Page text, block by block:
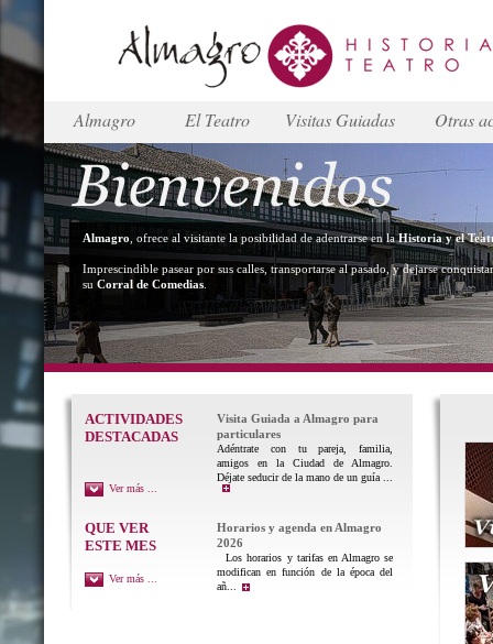
Almagro El Teatro Visitas Guiadas Otras
Almagro , ofrece al visitante la posibilidad de adentrarse en laHistoria y el
Imprescindible pasear por sus calles, transportarse al pasado, y dejarse
su Corral de Comedias
ACTIVIDADES
DESTACADAS
Visita Guiada a Almagro para
particulares
Adéntrate con tu pareja, familia,
amigos en la Ciudad de Almagro.
Déjate seducir de la mano de un guía ...
Ver más ...
QUE VER
ESTE MES
Horarios y agenda en Almagro
2026
Los horarios y tarifas en Almagro se
modifican en función de la época del
añ...
Ver más ...